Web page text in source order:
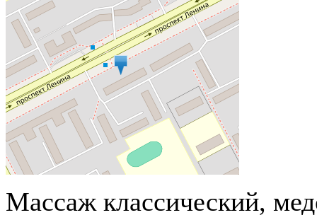
Массаж классический,